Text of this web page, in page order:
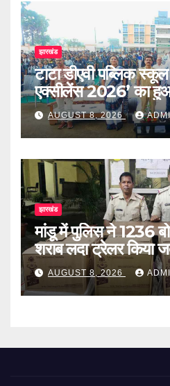
झारखंड
टाटा डीएवी पब्लिक
एक्सीलेंस 2026’ का
AUGUST 8, 2026
झारखंड
मांडू में पुलिस ने 1236
शराब लदा ट्रेलर किया
AUGUST 8, 2026